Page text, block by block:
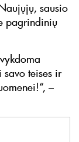
sausio
pagrindinių
teises ir
–